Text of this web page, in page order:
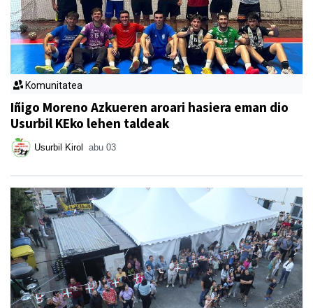
Komunitatea
Iñigo Moreno Azkueren aroari hasiera eman dio
Usurbil KEko lehen taldeak
Usurbil Kirol abu 03